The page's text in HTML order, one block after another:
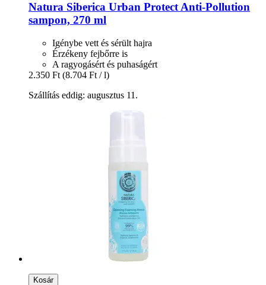
Natura Siberica Urban Protect Anti-​Pollution
sampon, 270 ml
Igénybe vett és sérült hajra
Érzékeny fejbőrre is
A ragyogásért és puhaságért
2.350 Ft (8.704 Ft / l)
Szállítás eddig: augusztus 11.
Kosár